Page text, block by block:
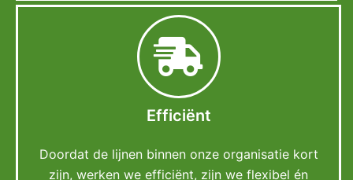
Efficiënt
Doordat de lijnen binnen onze organisatie kort
zijn, werken we efficiënt, zijn we flexibel én